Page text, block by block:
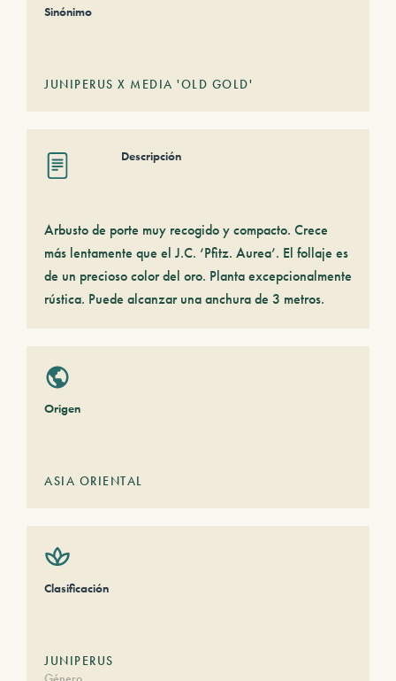
Sinónimo
JUNIPERUS X MEDIA 'OLD GOLD'
Descripción
Arbusto de porte muy recogido y compacto. Crece
más lentamente que el J.C. ‘Pfitz. Aurea’. El follaje es
de un precioso color del oro. Planta excepcionalmente
rústica. Puede alcanzar una anchura de 3 metros.
Origen
ASIA ORIENTAL
Clasificación
JUNIPERUS